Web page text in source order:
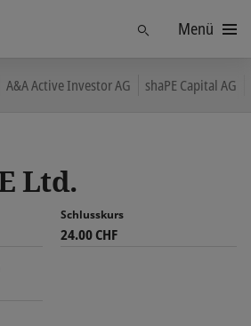
FindenMenü
A&A Active Investor AG shaPE Capital AG
Ltd.
Schlusskurs
24.00 CHF